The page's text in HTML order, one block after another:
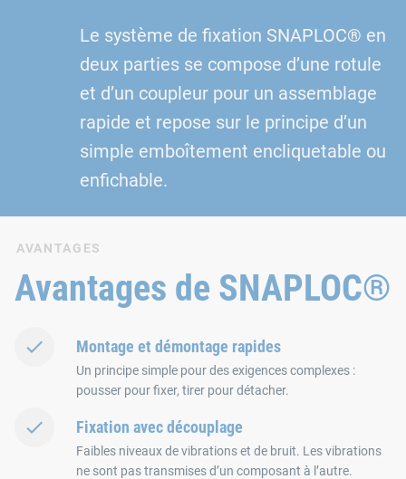
Le système de fixation SNAPLOC® en
deux parties se compose d’une rotule
et d’un coupleur pour un assemblage
rapide et repose sur le principe d’un
simple emboîtement encliquetable ou
enfichable.
AVANTAGES
Avantages de SNAPLOC®
Montage et démontage rapides
Un principe simple pour des exigences complexes :
pousser pour fixer, tirer pour détacher.
Fixation avec découplage
Faibles niveaux de vibrations et de bruit. Les vibrations
ne sont pas transmises d’un composant à l’autre.